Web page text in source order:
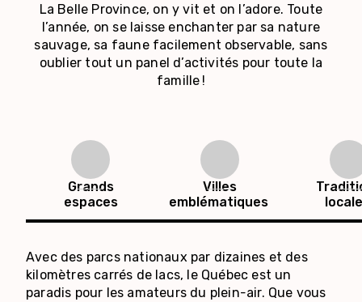
La Belle Province, on y vit et on l’adore. Toute
l’année, on se laisse enchanter par sa nature
sauvage, sa faune facilement observable, sans
oublier tout un panel d’activités pour toute la
famille !
Grands
espaces
Villes
emblématiques
Avec des parcs nationaux par dizaines et des
kilomètres carrés de lacs, le Québec est un
paradis pour les amateurs du plein-air. Que vous